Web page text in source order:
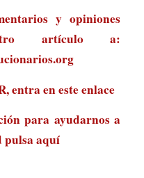
y opiniones
artículo a:
entra eneste enlace
para ayudarnos a
pulsa aquí